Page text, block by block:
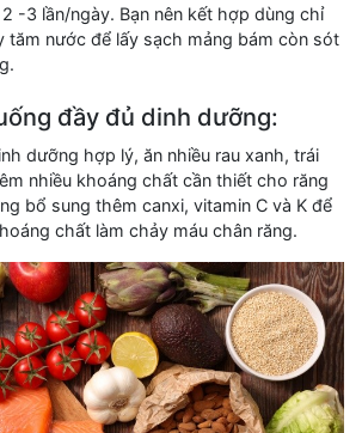
-3 lần/ngày. Bạn nên kết hợp dùng chỉ
tăm nước để lấy sạch mảng bám còn sót
đầy đủ dinh dưỡng:
dưỡng hợp lý, ăn nhiều rau xanh, trái
nhiều khoáng chất cần thiết cho răng
bổ sung thêm canxi, vitamin C và K để
chất làm chảy máu chân răng.